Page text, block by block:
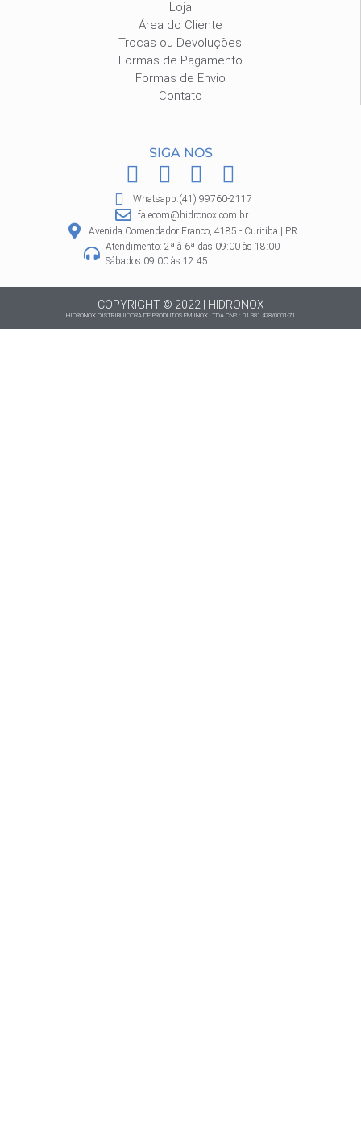
Loja
Área do Cliente
Trocas ou Devoluções
Formas de Pagamento
Formas de Envio
Contato
SIGA NOS
F
a
c
e
b
o
o
k
I
n
s
t
a
g
r
a
P
i
n
t
e
r
e
s
W
h
a
t
a
p
p
Whatsapp:(41) 99760-2117
falecom@hidronox.com.br
Avenida Comendador Franco, 4185 - Curitiba | PR
Atendimento: 2ª à 6ª das 09:00 às 18:00
Sábados 09:00 às 12:45
COPYRIGHT © 2022 | HIDRONOX
HIDRONOX DISTRIBUIDORA DE PRODUTOS EM INOX LTDA CNPJ: 01.381.478/0001-71